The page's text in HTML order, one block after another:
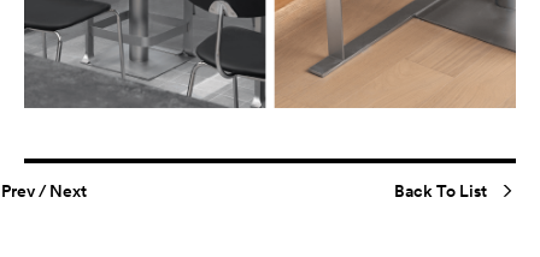
Prev/Next Back To List